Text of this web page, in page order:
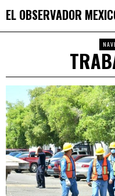
EL OBSERVADOR